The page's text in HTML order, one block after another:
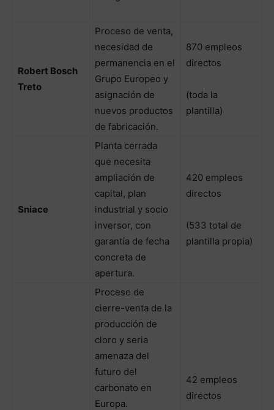
Robert Bosch
Treto
Proceso de venta,
necesidad de
permanencia en el
Grupo Europeo y
asignación de
nuevos productos
de fabricación.
870 empleos
directos
(toda la
plantilla)
Sniace
Planta cerrada
que necesita
ampliación de
capital, plan
industrial y socio
inversor, con
garantía de fecha
concreta de
apertura.
420 empleos
directos
(533 total de
plantilla propia)
Proceso de
cierre-venta de la
producción de
cloro y seria
amenaza del
futuro del
carbonato en
Europa.
42 empleos
directos